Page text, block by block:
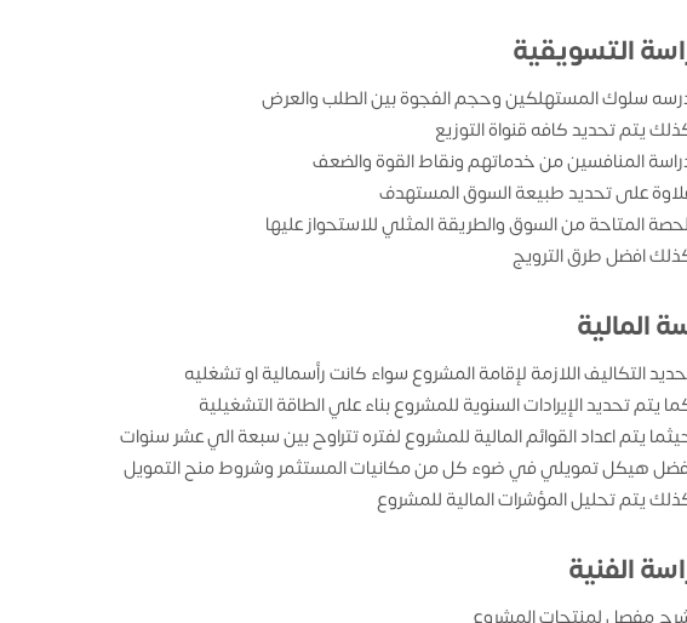
التسويقية
سلوك المستهلكين وحجم الفجوة بين الطلب والعرض
يتم تحديد كافه قنواة التوزيع
المنافسين من خدماتهم ونقاط القوة والضعف
على تحديد طبيعة السوق المستهدف
المتاحة من السوق والطريقة المثلي للاستحواز عليها
افضل طرق الترويج
المالية
التكاليف اللازمة لإقامة المشروع سواء كانت رأسمالية او تشغليه
يتم تحديد الإيرادات السنوية للمشروع بناء علي الطاقة التشغيلية
يتم اعداد القوائم المالية للمشروع لفتره تتراوح بين سبعة الي عشر سنوات
هيكل تمويلي في ضوء كل من مكانيات المستثمر وشروط منح التمويل
يتم تحليل المؤشرات المالية للمشروع
الفنية